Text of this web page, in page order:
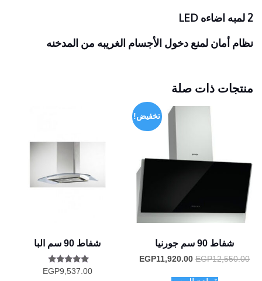
2 لمبه اضاءه LED
نظام أمان لمنع دخول الأجسام الغريبه من المدخنه
منتجات ذات صلة
تخفيض!
شفاط 90 سم جورنيا
EGP12,550.00
السعر
هو:
EGP11,920.00
السعر
شفاط 90 سم البا
تم التقييمEGP9,537.00